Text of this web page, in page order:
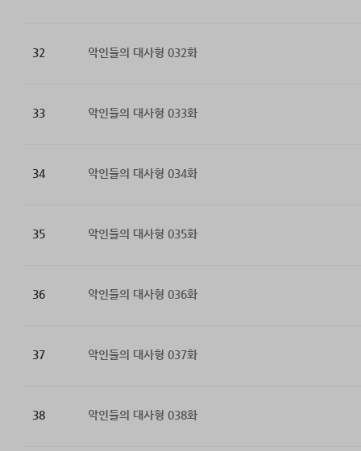
32 악인들의 대사형 032화
33 악인들의 대사형 033화
34 악인들의 대사형 034화
35 악인들의 대사형 035화
36 악인들의 대사형 036화
37 악인들의 대사형 037화
38 악인들의 대사형 038화